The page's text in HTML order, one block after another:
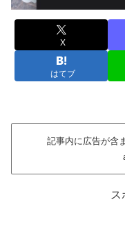
X
はてブ
記事内に広告が含
ス